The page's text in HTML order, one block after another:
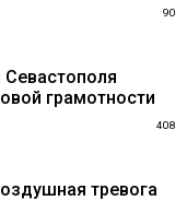
90
грамотности
408
тревога